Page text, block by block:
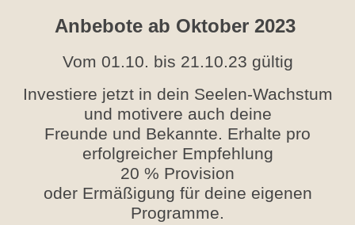
Anbebote ab Oktober 2023
Vom 01.10. bis 21.10.23 gültig
Investiere jetzt in dein Seelen-Wachstum
und motivere auch deine
Freunde und Bekannte. Erhalte pro
erfolgreicher Empfehlung
20 % Provision
oder Ermäßigung für deine eigenen
Programme.